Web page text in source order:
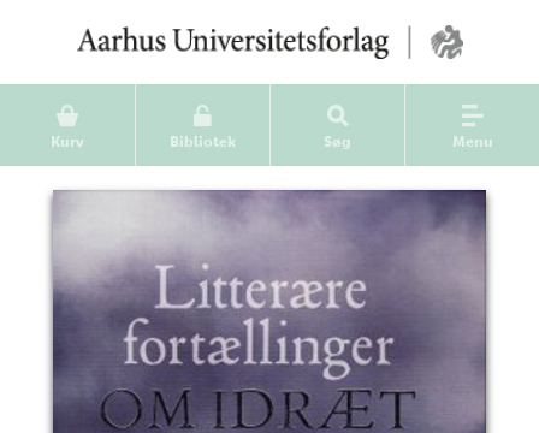
Kurv Bibliotek Søg Menu